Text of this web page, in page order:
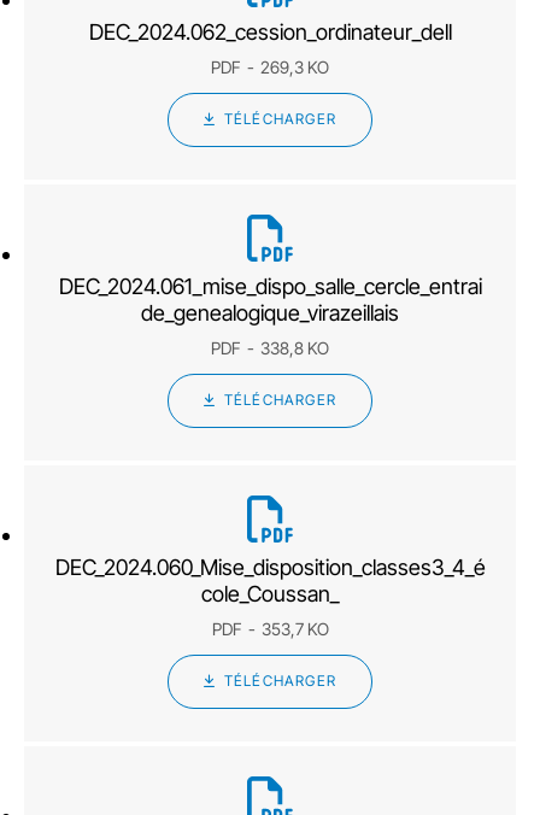
DEC_2024.062_cession_ordinateur_dell
PDF 269,3 KO
TÉLÉCHARGER
DEC_2024.061_mise_dispo_salle_cercle_entrai
de_genealogique_virazeillais
PDF 338,8 KO
TÉLÉCHARGER
DEC_2024.060_Mise_disposition_classes3_4_é
cole_Coussan_
PDF 353,7 KO
TÉLÉCHARGER